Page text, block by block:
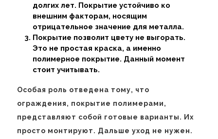
долгих лет. Покрытие устойчиво ко
внешним факторам, носящим
отрицательное значение для металла.
Покрытие позволит цвету не выгорать.
Это не простая краска, а именно
полимерное покрытие. Данный момент
стоит учитывать.
Особая роль отведена тому, что
ограждения, покрытие полимерами,
представляют собой готовые варианты. Их
просто монтируют. Дальше уход не нужен.